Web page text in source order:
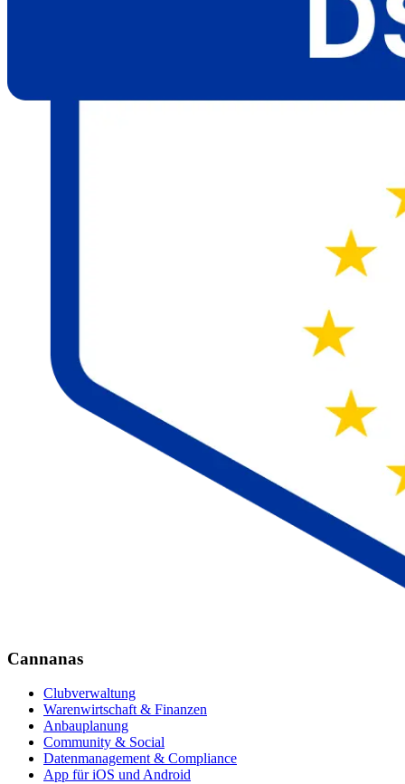
Cannanas
Clubverwaltung
Warenwirtschaft & Finanzen
Anbauplanung
Community & Social
Datenmanagement & Compliance
App für iOS und Android